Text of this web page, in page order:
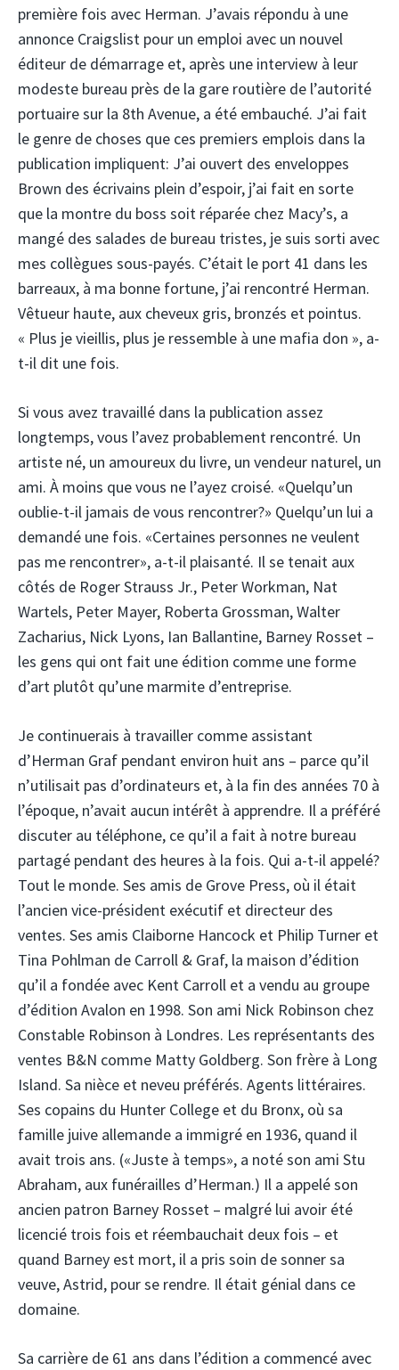
première fois avec Herman. J’avais répondu à une
annonce Craigslist pour un emploi avec un nouvel
éditeur de démarrage et, après une interview à leur
modeste bureau près de la gare routière de l’autorité
portuaire sur la 8th Avenue, a été embauché. J’ai fait
le genre de choses que ces premiers emplois dans la
publication impliquent: J’ai ouvert des enveloppes
Brown des écrivains plein d’espoir, j’ai fait en sorte
que la montre du boss soit réparée chez Macy’s, a
mangé des salades de bureau tristes, je suis sorti avec
mes collègues sous-payés. C’était le port 41 dans les
barreaux, à ma bonne fortune, j’ai rencontré Herman.
Vêtueur haute, aux cheveux gris, bronzés et pointus.
« Plus je vieillis, plus je ressemble à une mafia don », a-
t-il dit une fois.
Si vous avez travaillé dans la publication assez
longtemps, vous l’avez probablement rencontré. Un
artiste né, un amoureux du livre, un vendeur naturel, un
ami. À moins que vous ne l’ayez croisé. «Quelqu’un
oublie-t-il jamais de vous rencontrer?» Quelqu’un lui a
demandé une fois. «Certaines personnes ne veulent
pas me rencontrer», a-t-il plaisanté. Il se tenait aux
côtés de Roger Strauss Jr., Peter Workman, Nat
Wartels, Peter Mayer, Roberta Grossman, Walter
Zacharius, Nick Lyons, Ian Ballantine, Barney Rosset –
les gens qui ont fait une édition comme une forme
d’art plutôt qu’une marmite d’entreprise.
Je continuerais à travailler comme assistant
d’Herman Graf pendant environ huit ans – parce qu’il
n’utilisait pas d’ordinateurs et, à la fin des années 70 à
l’époque, n’avait aucun intérêt à apprendre. Il a préféré
discuter au téléphone, ce qu’il a fait à notre bureau
partagé pendant des heures à la fois. Qui a-t-il appelé?
Tout le monde. Ses amis de Grove Press, où il était
l’ancien vice-président exécutif et directeur des
ventes. Ses amis Claiborne Hancock et Philip Turner et
Tina Pohlman de Carroll & Graf, la maison d’édition
qu’il a fondée avec Kent Carroll et a vendu au groupe
d’édition Avalon en 1998. Son ami Nick Robinson chez
Constable Robinson à Londres. Les représentants des
ventes B&N comme Matty Goldberg. Son frère à Long
Island. Sa nièce et neveu préférés. Agents littéraires.
Ses copains du Hunter College et du Bronx, où sa
famille juive allemande a immigré en 1936, quand il
avait trois ans. («Juste à temps», a noté son ami Stu
Abraham, aux funérailles d’Herman.) Il a appelé son
ancien patron Barney Rosset – malgré lui avoir été
licencié trois fois et réembauchait deux fois – et
quand Barney est mort, il a pris soin de sonner sa
veuve, Astrid, pour se rendre. Il était génial dans ce
domaine.
Sa carrière de 61 ans dans l’édition a commencé avec